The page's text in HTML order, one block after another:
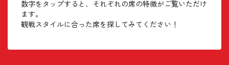
数字をタップすると、それぞれの席の特徴がご覧いただけ
ます。
観戦スタイルに合った席を探してみてください！